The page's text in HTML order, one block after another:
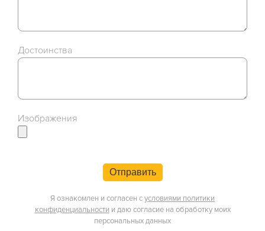
Достоинства
Изображения
Отправить
Я ознакомлен и согласен сусловиями политики
конфиденциальности и даю согласие на обработку моих
персональных данных